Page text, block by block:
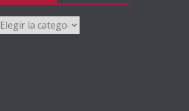
Categorías